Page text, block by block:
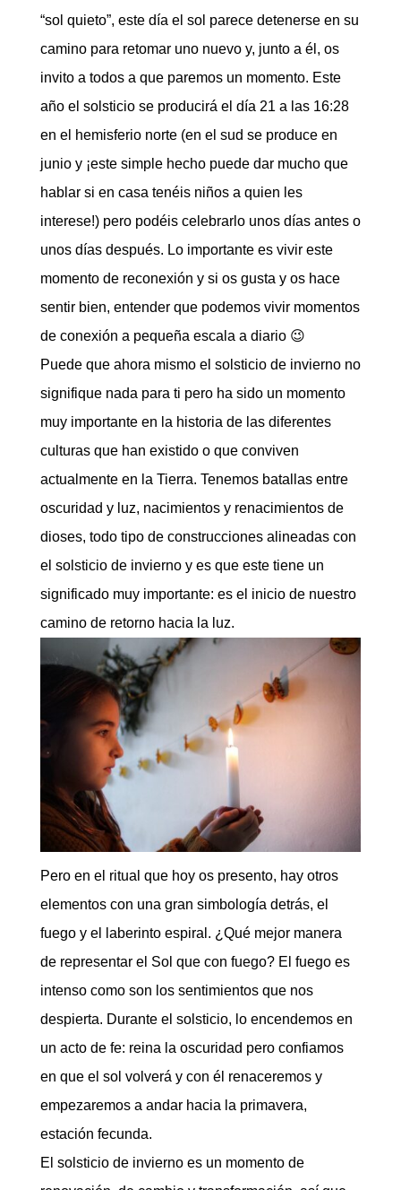
“sol quieto”, este día el sol parece detenerse en su
camino para retomar uno nuevo y, junto a él, os
invito a todos a que paremos un momento. Este
año el solsticio se producirá el día 21 a las 16:28
en el hemisferio norte (en el sud se produce en
junio y ¡este simple hecho puede dar mucho que
hablar si en casa tenéis niños a quien les
interese!) pero podéis celebrarlo unos días antes o
unos días después. Lo importante es vivir este
momento de reconexión y si os gusta y os hace
sentir bien, entender que podemos vivir momentos
de conexión a pequeña escala a diario 😉
Puede que ahora mismo el solsticio de invierno no
signifique nada para ti pero ha sido un momento
muy importante en la historia de las diferentes
culturas que han existido o que conviven
actualmente en la Tierra. Tenemos batallas entre
oscuridad y luz, nacimientos y renacimientos de
dioses, todo tipo de construcciones alineadas con
el solsticio de invierno y es que este tiene un
significado muy importante: es el inicio de nuestro
camino de retorno hacia la luz.
Pero en el ritual que hoy os presento, hay otros
elementos con una gran simbología detrás, el
fuego y el laberinto espiral. ¿Qué mejor manera
de representar el Sol que con fuego? El fuego es
intenso como son los sentimientos que nos
despierta. Durante el solsticio, lo encendemos en
un acto de fe: reina la oscuridad pero confiamos
en que el sol volverá y con él renaceremos y
empezaremos a andar hacia la primavera,
estación fecunda.
El solsticio de invierno es un momento de